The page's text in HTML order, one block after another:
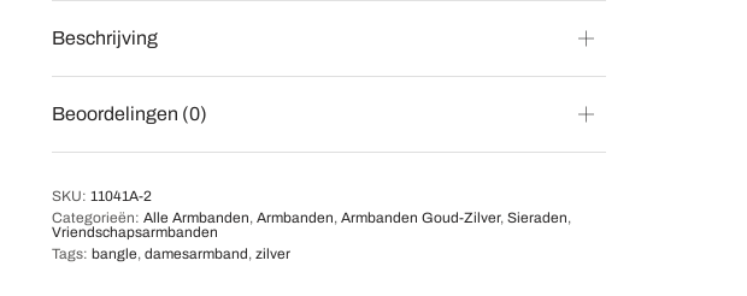
Beschrijving
Beoordelingen (0)
SKU: 11041A-2
Categorieën: Alle Armbanden, Armbanden, Armbanden Goud-Zilver, Sieraden,
Vriendschapsarmbanden
Tags: bangle, damesarmband, zilver